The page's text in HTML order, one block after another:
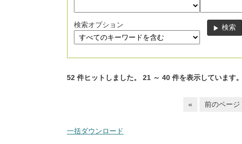
検索オプション
52 件ヒットしました。 21 ～ 40 件を表示しています。
« 前のページ
一括ダウンロード